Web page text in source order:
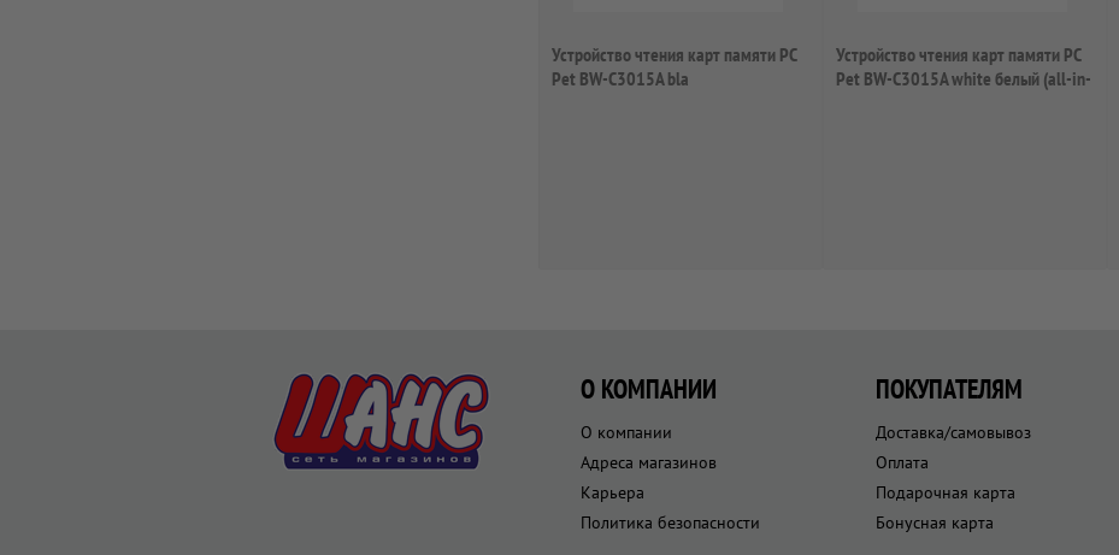
Устройство чтения карт памяти PC
Pet BW-C3015A bla
Устройство чтения карт памяти PC
Pet BW-C3015A white белый (all-in-
О КОМПАНИИ
О компании
Адреса магазинов
Карьера
Политика безопасности
ПОКУПАТЕЛЯМ
Доставка/самовывоз
Оплата
Подарочная карта
Бонусная карта